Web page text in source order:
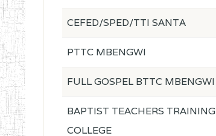
CEFED/SPED/TTI SANTA
PTTC MBENGWI
FULL GOSPEL BTTC MBENGWI
BAPTIST TEACHERS TRAINING
COLLEGE